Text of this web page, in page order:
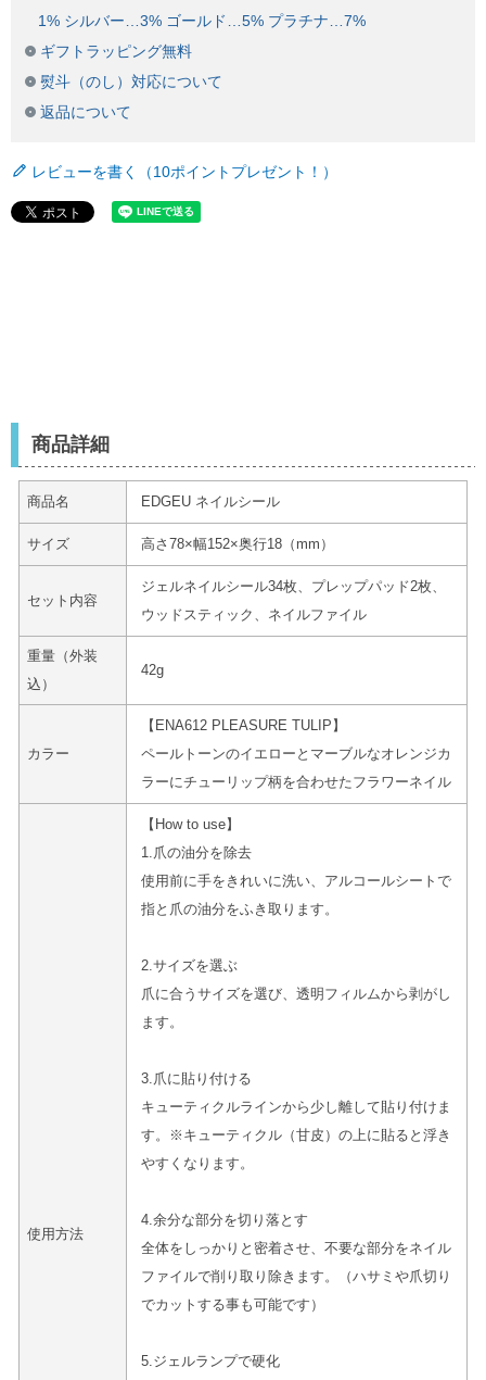
1% シルバー…3% ゴールド…5% プラチナ…7%
ギフトラッピング無料
熨斗（のし）対応について
返品について
レビューを書く（10ポイントプレゼント！）
商品詳細
商品名 EDGEU ネイルシール
サイズ 高さ78×幅152×奥行18（mm）
セット内容
ジェルネイルシール34枚、プレップパッド2枚、
ウッドスティック、ネイルファイル
重量（外装
込）
42g
カラー
【ENA612 PLEASURE TULIP】
ペールトーンのイエローとマーブルなオレンジカ
ラーにチューリップ柄を合わせたフラワーネイル
使用方法
【How to use】
1.爪の油分を除去
使用前に手をきれいに洗い、アルコールシートで
指と爪の油分をふき取ります。
2.サイズを選ぶ
爪に合うサイズを選び、透明フィルムから剥がし
ます。
3.爪に貼り付ける
キューティクルラインから少し離して貼り付けま
す。※キューティクル（甘皮）の上に貼ると浮き
やすくなります。
4.余分な部分を切り落とす
全体をしっかりと密着させ、不要な部分をネイル
ファイルで削り取り除きます。（ハサミや爪切り
でカットする事も可能です）
5.ジェルランプで硬化